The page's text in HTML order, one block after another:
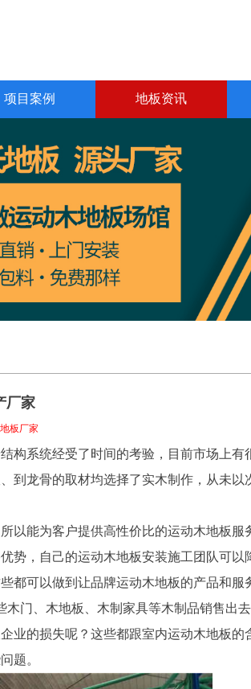
项目案例 地板资讯
厂家
板厂家
构系统经受了时间的考验，目前市场上有
到龙骨的取材均选择了实木制作，从未以
以能为客户提供高性价比的运动木地板服
势，自己的运动木地板安装施工团队可以
都可以做到让品牌运动木地板的产品和服
木门、木地板、木制家具等木制品销售出
业的损失呢？这些都跟室内运动木地板的
题。